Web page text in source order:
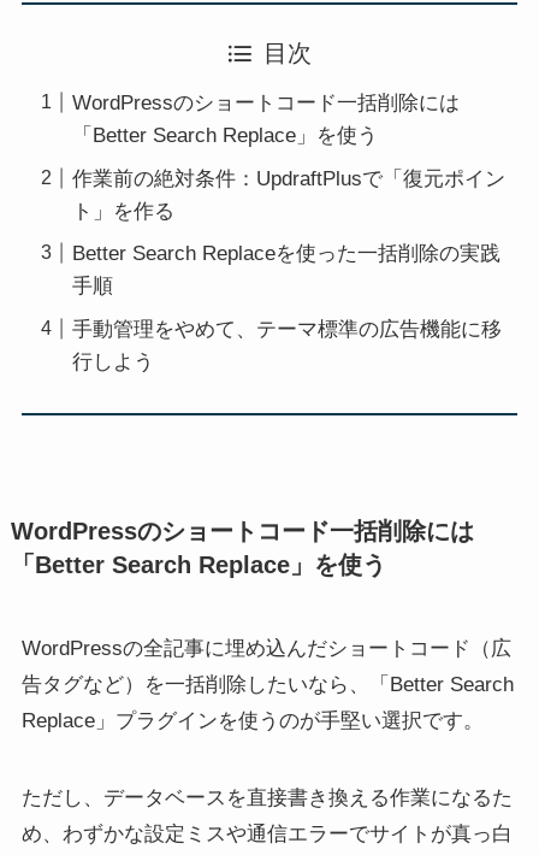
目次
WordPressのショートコード一括削除には
「Better Search Replace」を使う
作業前の絶対条件：UpdraftPlusで「復元ポイン
ト」を作る
Better Search Replaceを使った一括削除の実践
手順
手動管理をやめて、テーマ標準の広告機能に移
行しよう
WordPressのショートコード一括削除には
「Better Search Replace」を使う
WordPressの全記事に埋め込んだショートコード（広
告タグなど）を一括削除したいなら、「Better Search
Replace」プラグインを使うのが手堅い選択です。
ただし、データベースを直接書き換える作業になるた
め、わずかな設定ミスや通信エラーでサイトが真っ白